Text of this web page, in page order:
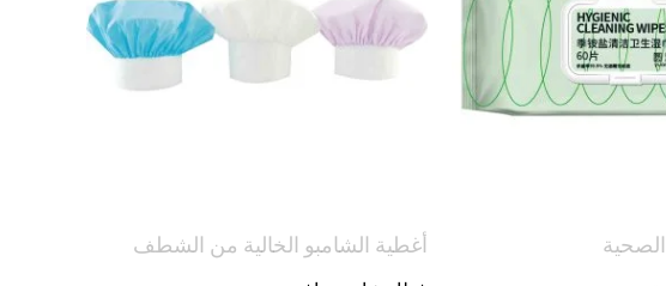
أغطية الشامبو الخالية من الشطف